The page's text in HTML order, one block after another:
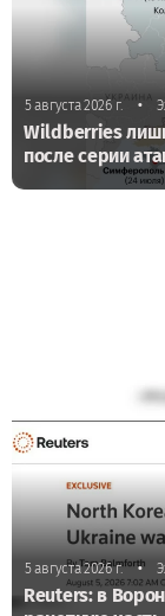
5 августа 2026 г. •
Wildberries
после серии
5 августа 2026 г. •
Reuters: в